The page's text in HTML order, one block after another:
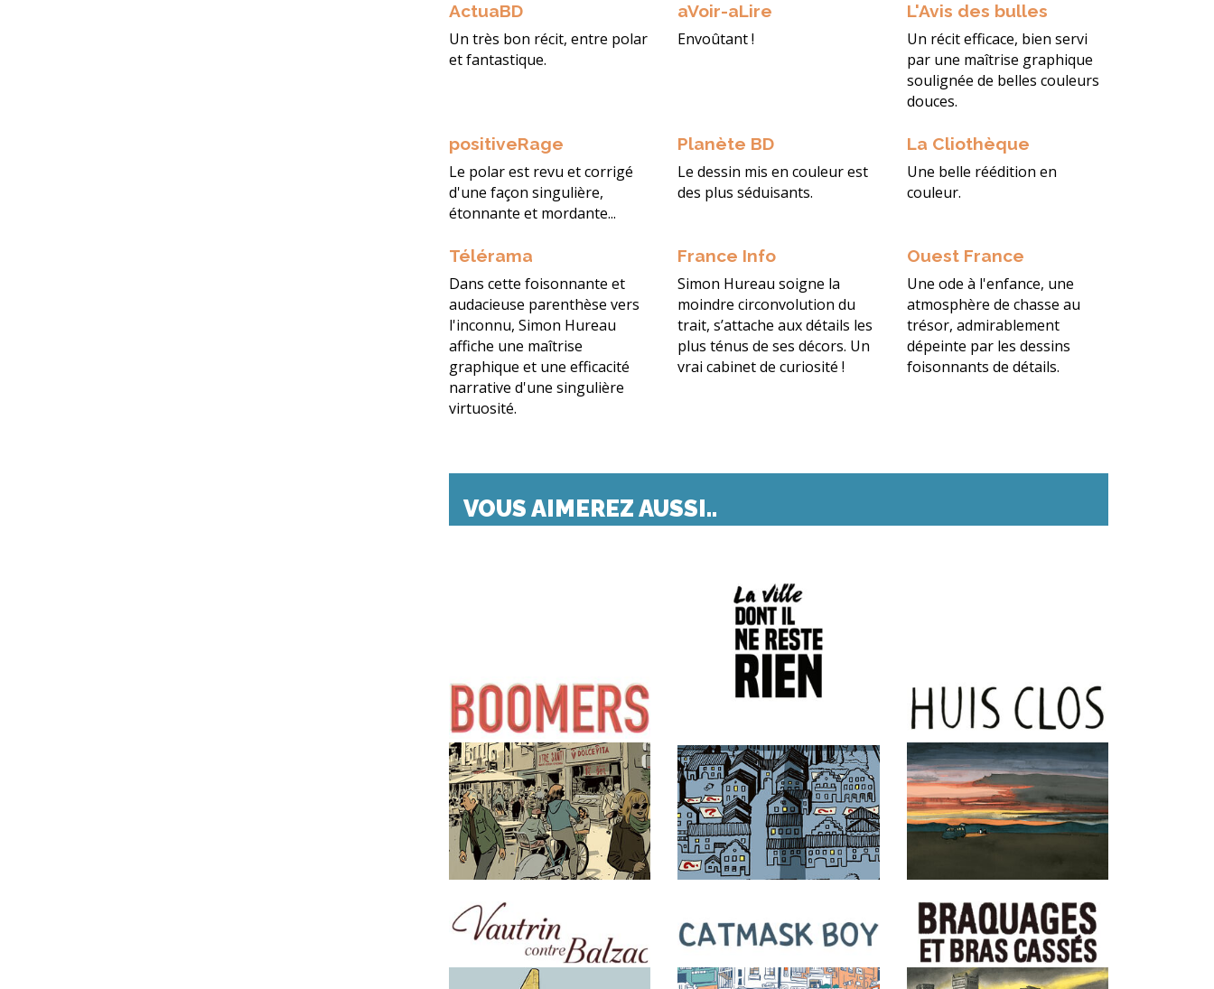
ActuaBD
Un très bon récit, entre polar
et fantastique.
aVoir-aLire
Envoûtant !
L'Avis des bulles
Un récit efficace, bien servi
par une maîtrise graphique
soulignée de belles couleurs
douces.
positiveRage
Le polar est revu et corrigé
d'une façon singulière,
étonnante et mordante...
Planète BD
Le dessin mis en couleur est
des plus séduisants.
La Cliothèque
Une belle réédition en
couleur.
Télérama
Dans cette foisonnante et
audacieuse parenthèse vers
l'inconnu, Simon Hureau
affiche une maîtrise
graphique et une efficacité
narrative d'une singulière
virtuosité.
France Info
Simon Hureau soigne la
moindre circonvolution du
trait, s’attache aux détails les
plus ténus de ses décors. Un
vrai cabinet de curiosité !
Ouest France
Une ode à l'enfance, une
atmosphère de chasse au
trésor, admirablement
dépeinte par les dessins
foisonnants de détails.
VOUS AIMEREZ AUSSI..